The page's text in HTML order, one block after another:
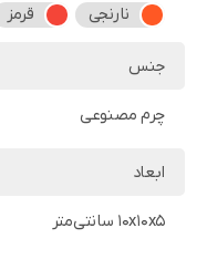
نارنجی
قرمز
جنس
چرم مصنوعی
ابعاد
10x10x5 سانتی‌متر